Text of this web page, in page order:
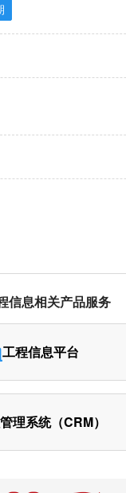
信息相关产品服务
工程信息平台
理系统（CRM）